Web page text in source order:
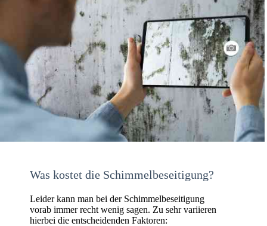
Was kostet die Schimmelbeseitigung?
Leider kann man bei der Schimmelbeseitigung
vorab immer recht wenig sagen. Zu sehr variieren
hierbei die entscheidenden Faktoren: